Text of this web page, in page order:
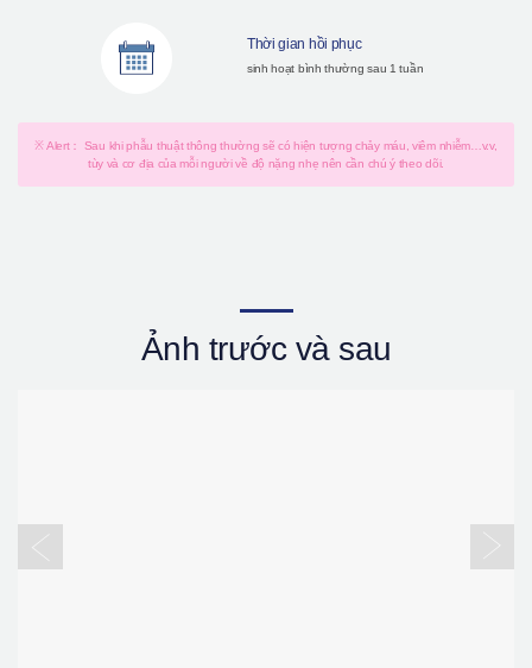
Thời gian hồi phục
sinh hoạt bình thường sau 1 tuần
※ Alert： Sau khi phẫu thuật thông thường sẽ có hiện tượng chảy máu, viêm nhiễm…v.v,
tùy và cơ địa của mỗi người về độ nặng nhẹ nên cần chú ý theo dõi.
Ảnh trước và sau